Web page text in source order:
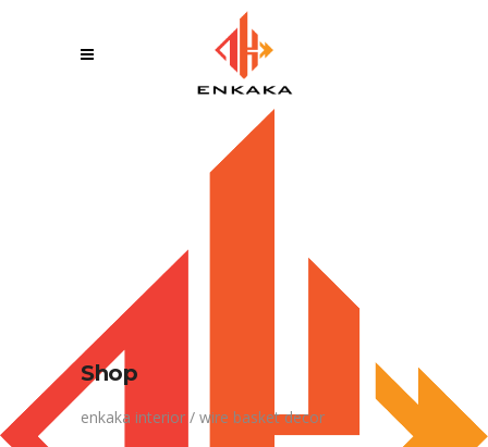
Shop
enkaka interior / wire basket decor